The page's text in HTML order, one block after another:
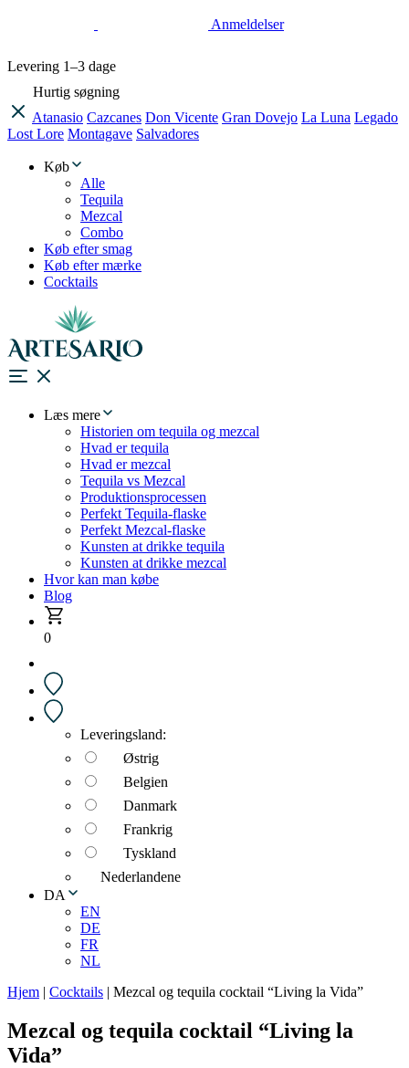
Anmeldelser
Levering 1–3 dage
Hurtig søgning
Atanasio Cazcanes Don Vicente Gran Dovejo La Luna Legado
Lost Lore Montagave Salvadores
Køb
Alle
Tequila
Mezcal
Combo
Køb efter smag
Køb efter mærke
Cocktails
Læs mere
Historien om tequila og mezcal
Hvad er tequila
Hvad er mezcal
Tequila vs Mezcal
Produktionsprocessen
Perfekt Tequila-flaske
Perfekt Mezcal-flaske
Kunsten at drikke tequila
Kunsten at drikke mezcal
Hvor kan man købe
Blog
0
Leveringsland:
Østrig
Belgien
Danmark
Frankrig
Tyskland
Nederlandene
DA
EN
DE
FR
NL
Hjem | Cocktails | Mezcal og tequila cocktail “Living la Vida”
Mezcal og tequila cocktail “Living la
Vida”